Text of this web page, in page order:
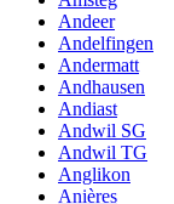
Andeer
Andelfingen
Andermatt
Andhausen
Andiast
Andwil SG
Andwil TG
Anglikon
Anières